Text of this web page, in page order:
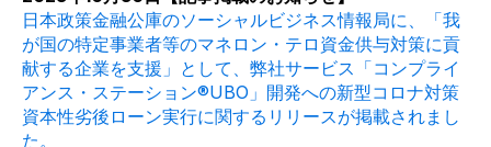
日本政策金融公庫のソーシャルビジネス情報局に、「我
が国の特定事業者等のマネロン・テロ資金供与対策に貢
献する企業を支援」として、弊社サービス「コンプライ
アンス・ステーション®️UBO 」開発への新型コロナ対策
資本性劣後ローン実行に関するリリースが掲載されまし
た。